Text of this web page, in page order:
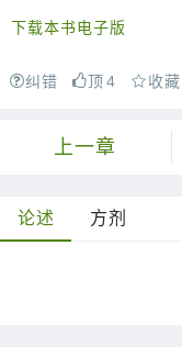
下载本书电子版
纠错 顶4 收藏
上一章
论述 方剂